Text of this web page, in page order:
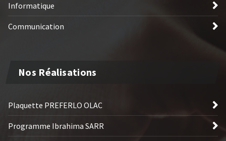
Informatique
Communication
Nos Réalisations
Plaquette PREFERLO OLAC
Programme Ibrahima SARR